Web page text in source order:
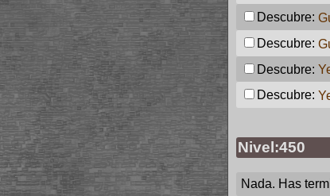
Descubre:
Descubre:
Descubre:
Descubre:
Nivel:450
Nada. Has